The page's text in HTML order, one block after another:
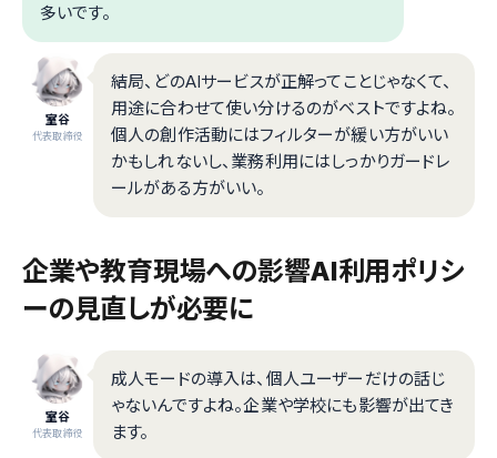
多いです。
室谷
代表取締役
結局、どのAIサービスが正解ってことじゃなくて、
用途に合わせて使い分けるのがベストですよね。
個人の創作活動にはフィルターが緩い方がいい
かもしれないし、業務利用にはしっかりガードレ
ールがある方がいい。
企業や教育現場への影響――AI利用ポリシ
ーの見直しが必要に
室谷
代表取締役
成人モードの導入は、個人ユーザーだけの話じ
ゃないんですよね。企業や学校にも影響が出てき
ます。